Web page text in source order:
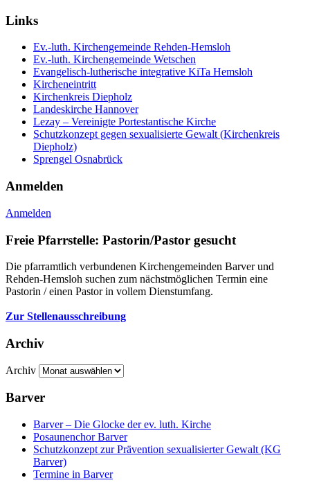
Links
Ev.-luth. Kirchengemeinde Rehden-Hemsloh
Ev.-luth. Kirchengemeinde Wetschen
Evangelisch-lutherische integrative KiTa Hemsloh
Kircheneintritt
Kirchenkreis Diepholz
Landeskirche Hannover
Lezay – Vereinigte Portestantische Kirche
Schutzkonzept gegen sexualisierte Gewalt (Kirchenkreis
Diepholz)
Sprengel Osnabrück
Anmelden
Anmelden
Freie Pfarrstelle: Pastorin/Pastor gesucht
Die pfarramtlich verbundenen Kirchengemeinden Barver und
Rehden-Hemsloh suchen zum nächstmöglichen Termin eine
Pastorin / einen Pastor in vollem Dienstumfang.
Zur Stellenausschreibung
Archiv
Archiv
Barver
Barver – Die Glocke der ev. luth. Kirche
Posaunenchor Barver
Schutzkonzept zur Prävention sexualisierter Gewalt (KG
Barver)
Termine in Barver